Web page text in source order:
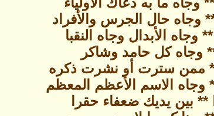
وجاه حال الجرس والأفراد
وجاه الأبدال وجاه النقبا
وجاه كل حامد وشاكر
ممن سترت أو نشرت ذكره
وجاه الاسم الأعظم المعظم
بين يديك ضعفاء حقرا